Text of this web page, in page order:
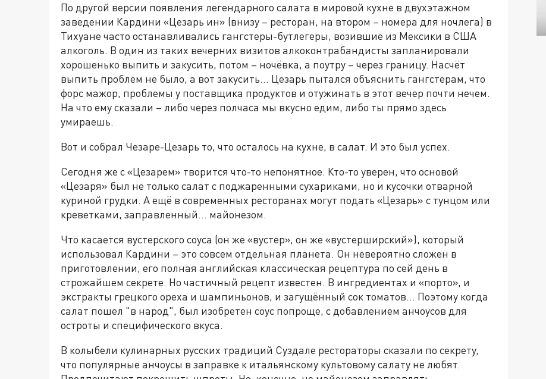
По другой версии появления легендарного салата в мировой кухне в двухэтажном
заведении Кардини «Цезарь ин» (внизу – ресторан, на втором – номера для ночлега) в
Тихуане часто останавливались гангстеры-бутлегеры, возившие из Мексики в США
алкоголь. В один из таких вечерних визитов алкоконтрабандисты запланировали
хорошенько выпить и закусить, потом – ночёвка, а поутру – через границу. Насчёт
выпить проблем не было, а вот закусить… Цезарь пытался объяснить гангстерам, что
форс мажор, проблемы у поставщика продуктов и отужинать в этот вечер почти нечем.
На что ему сказали – либо через полчаса мы вкусно едим, либо ты прямо здесь
умираешь.
Вот и собрал Чезаре-Цезарь то, что осталось на кухне, в салат. И это был успех.
Сегодня же с «Цезарем» творится что-то непонятное. Кто-то уверен, что основой
«Цезаря» был не только салат с поджаренными сухариками, но и кусочки отварной
куриной грудки. А ещё в современных ресторанах могут подать «Цезарь» с тунцом или
креветками, заправленный… майонезом.
Что касается вустерского соуса (он же «вустер», он же «вустерширский»), который
использовал Кардини – это совсем отдельная планета. Он невероятно сложен в
приготовлении, его полная английская классическая рецептура по сей день в
строжайшем секрете. Но частичный рецепт известен. В ингредиентах и «порто», и
экстракты грецкого ореха и шампиньонов, и загущённый сок томатов… Поэтому когда
салат пошел "в народ", был изобретен соус попроще, с добавлением анчоусов для
остроты и специфического вкуса.
В колыбели кулинарных русских традиций Суздале рестораторы сказали по секрету,
что популярные анчоусы в заправке к итальянскому культовому салату не любят.